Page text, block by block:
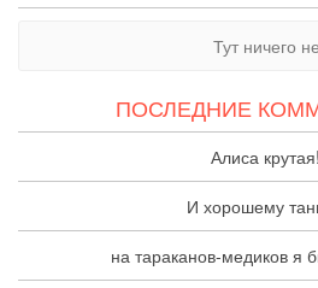
Тут ничего
ПОСЛЕДНИЕ
Алиса
И хорошему
на тараканов-медиков я